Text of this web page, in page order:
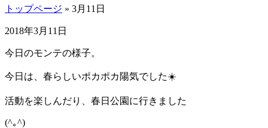
トップページ » 3月11日
2018年3月11日
今日のモンテの様子。
今日は、春らしいポカポカ陽気でした☀️
活動を楽しんだり、春日公園に行きました
(^｡^)